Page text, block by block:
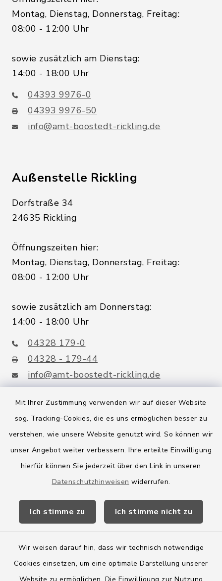
Mit Ihrer Zustimmung verwenden wir auf dieser Website
sog. Tracking-Cookies, die es uns ermöglichen besser zu
verstehen, wie unsere Website genutzt wird. So können wir
unser Angebot weiter verbessern. Ihre erteilte Einwilligung
hierfür können Sie jederzeit über den Link in unseren
Datenschutzhinweisen widerrufen.
Ich stimme zu Ich stimme nicht zu
Wir weisen darauf hin, dass wir technisch notwendige
Cookies einsetzen, um eine optimale Darstellung unserer
Montag, Dienstag, Donnerstag, Freitag:
08:00 - 12:00 Uhr
sowie zusätzlich am Dienstag:
14:00 - 18:00 Uhr
04393 9976-0
04393 9976-50
info@amt-boostedt-rickling.de
Außenstelle Rickling
Dorfstraße 34
24635 Rickling
Öffnungszeiten hier:
Montag, Dienstag, Donnerstag, Freitag:
08:00 - 12:00 Uhr
sowie zusätzlich am Donnerstag:
14:00 - 18:00 Uhr
04328 179-0
04328 - 179-44
info@amt-boostedt-rickling.de
Quicklinks
Amt Boostedt-Rickling
Amtsbroschüre
Wege-Zweckverband